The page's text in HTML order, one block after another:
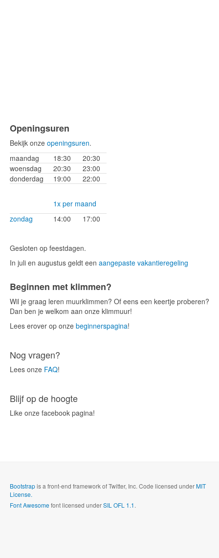
Openingsuren
Bekijk onze openingsuren.
maandag
18:30
20:30
woensdag
20:30
23:00
donderdag
19:00 22:00
1x per maand
zondag
14:00 17:00
Gesloten op feestdagen.
In juli en augustus geldt een aangepaste vakantieregeling
Beginnen met klimmen?
Wil je graag leren muurklimmen? Of eens een keertje proberen?
Dan ben je welkom aan onze klimmuur!
Lees erover op onze beginnerspagina!
Nog vragen?
Lees onze FAQ!
Blijf op de hoogte
Like onze facebook pagina!
Bootstrapis a front-end framework of Twitter, Inc. Code licensed underMIT
License.
Font Awesomefont licensed underSIL OFL 1.1.